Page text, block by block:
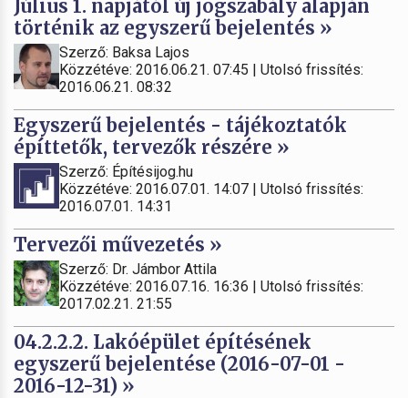
Július 1. napjától új jogszabály alapján
történik az egyszerű bejelentés »
Szerző: Baksa Lajos
Közzétéve: 2016.06.21. 07:45 | Utolsó frissítés:
2016.06.21. 08:32
Egyszerű bejelentés - tájékoztatók
építtetők, tervezők részére »
Szerző: Építésijog.hu
Közzétéve: 2016.07.01. 14:07 | Utolsó frissítés:
2016.07.01. 14:31
Tervezői művezetés »
Szerző: Dr. Jámbor Attila
Közzétéve: 2016.07.16. 16:36 | Utolsó frissítés:
2017.02.21. 21:55
04.2.2.2. Lakóépület építésének
egyszerű bejelentése (2016-07-01 -
2016-12-31) »